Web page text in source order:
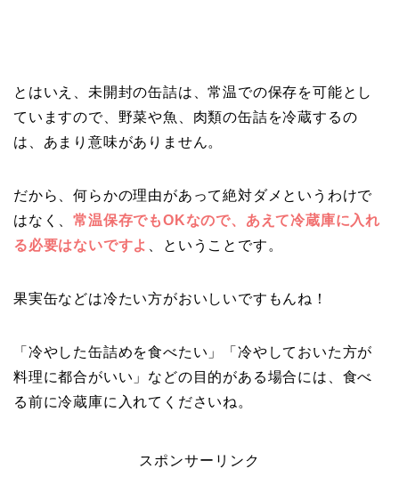
とはいえ、未開封の缶詰は、常温での保存を可能とし
ていますので、野菜や魚、肉類の缶詰を冷蔵するの
は、あまり意味がありません。
だから、何らかの理由があって絶対ダメというわけで
はなく、常温保存でもOKなので、あえて冷蔵庫に入れ
る必要はないですよ
、ということです。
果実缶などは冷たい方がおいしいですもんね！
「冷やした缶詰めを食べたい」「冷やしておいた方が
料理に都合がいい」などの目的がある場合には、食べ
る前に冷蔵庫に入れてくださいね。
スポンサーリンク